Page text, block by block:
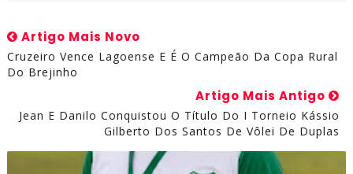
Artigo Mais Novo
Cruzeiro Vence Lagoense E É O Campeão Da Copa Rural
Do Brejinho
Artigo Mais Antigo
Jean E Danilo Conquistou O Título Do I Torneio Kássio
Gilberto Dos Santos De Vôlei De Duplas